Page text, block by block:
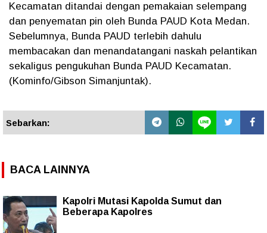
Kecamatan ditandai dengan pemakaian selempang
dan penyematan pin oleh Bunda PAUD Kota Medan.
Sebelumnya, Bunda PAUD terlebih dahulu
membacakan dan menandatangani naskah pelantikan
sekaligus pengukuhan Bunda PAUD Kecamatan.
(Kominfo/Gibson Simanjuntak).
Sebarkan:
BACA LAINNYA
Kapolri Mutasi Kapolda Sumut dan
Beberapa Kapolres